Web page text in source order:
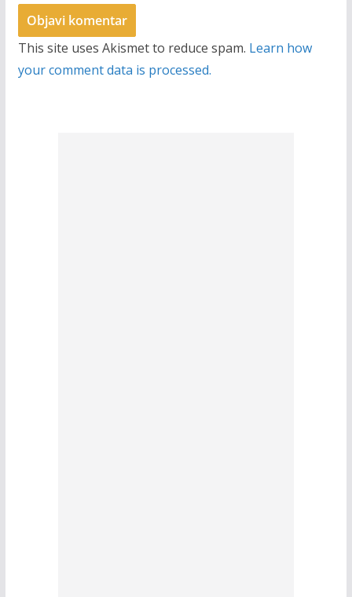
This site uses Akismet to reduce spam. Learn how
your comment data is processed.